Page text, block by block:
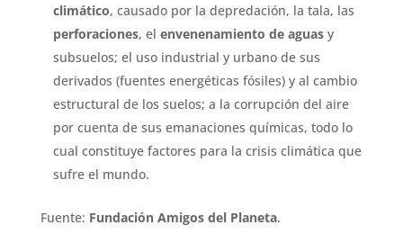
climático, causado por la depredación, la tala, las
perforaciones, el envenenamiento de aguasy
subsuelos; el uso industrial y urbano de sus
derivados (fuentes energéticas fósiles) y al cambio
estructural de los suelos; a la corrupción del aire
por cuenta de sus emanaciones químicas, todo lo
cual constituye factores para la crisis climática que
sufre el mundo.
Fuente: Fundación Amigos del Planeta.